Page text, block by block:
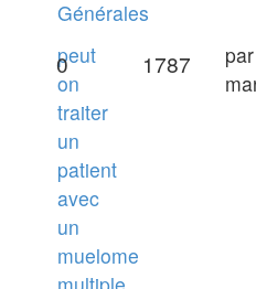
Générales
peut
on
traiter
un
patient
avec
un
muelome
0 1787 par